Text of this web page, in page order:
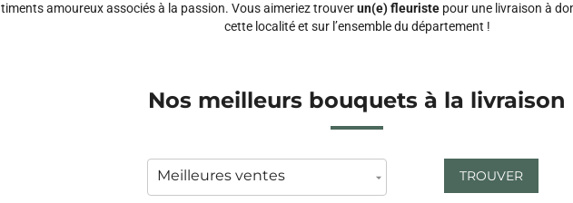
amoureux associés à la passion. Vous aimeriez trouverun(e) fleuriste pour une livraison à
cette localité et sur l’ensemble du département !
Nos meilleurs bouquets à la livraison
TROUVER